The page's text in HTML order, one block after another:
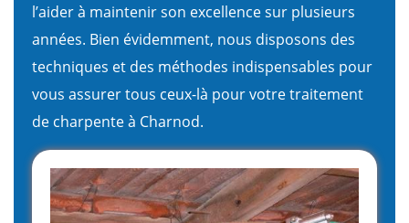
l’aider à maintenir son excellence sur plusieurs
années. Bien évidemment, nous disposons des
techniques et des méthodes indispensables pour
vous assurer tous ceux-là pour votre traitement
de charpente à Charnod.